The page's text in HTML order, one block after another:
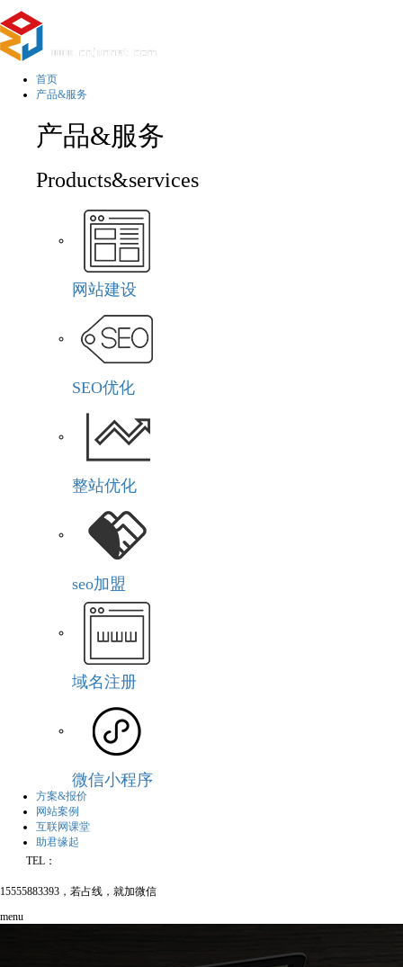
首页
产品&服务
产品&服务
Products&services
网站建设
SEO优化
整站优化
seo加盟
域名注册
微信小程序
方案&报价
网站案例
互联网课堂
助君缘起
TEL：
15555883393，若占线，就加微信
menu